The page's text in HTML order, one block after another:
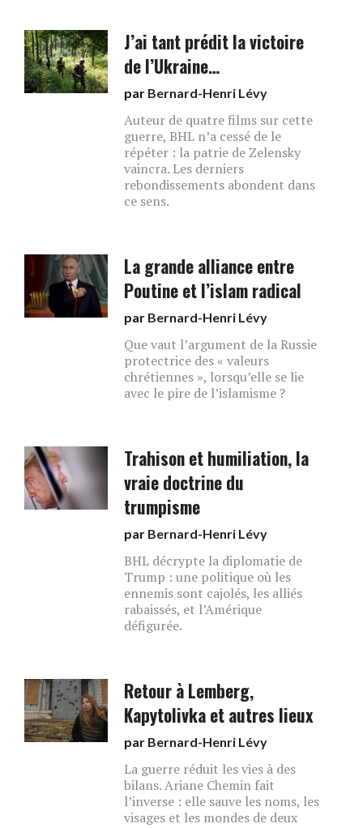
J’ai tant prédit la victoire
de l’Ukraine…
par Bernard-Henri Lévy
Auteur de quatre films sur cette
guerre, BHL n’a cessé de le
répéter : la patrie de Zelensky
vaincra. Les derniers
rebondissements abondent dans
ce sens.
La grande alliance entre
Poutine et l’islam radical
par Bernard-Henri Lévy
Que vaut l’argument de la Russie
protectrice des « valeurs
chrétiennes », lorsqu’elle se lie
avec le pire de l’islamisme ?
Trahison et humiliation, la
vraie doctrine du
trumpisme
par Bernard-Henri Lévy
BHL décrypte la diplomatie de
Trump : une politique où les
ennemis sont cajolés, les alliés
rabaissés, et l’Amérique
défigurée.
Retour à Lemberg,
Kapytolivka et autres lieux
par Bernard-Henri Lévy
La guerre réduit les vies à des
bilans. Ariane Chemin fait
l’inverse : elle sauve les noms, les
visages et les mondes de deux